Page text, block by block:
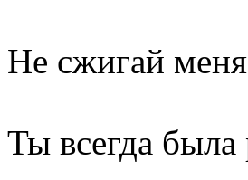
Не сжигай
Ты всегда была